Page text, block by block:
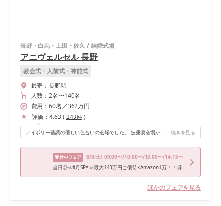
長野・白馬・上田・佐久 /結婚式場
アニヴェルセル 長野
教会式・人前式・神前式
最寄： 長野駅
人数： 2名〜140名
費用： 60名 ／362万円
評価： 4.63( 243件)
アイボリー基調の優しい色合いの会場でした。 披露宴会場からテラスに出ることができて、そこでウェルカムパーティーやスイーツブッフェができるのでゲストの方と触れ合える時間が多くあったのがオススメポイントです！ また、プロジェクションマッピングもできました！ 続きを見る
受付中フェア 8/8(土) 09:00〜/10:00〜/13:00〜/14:15〜
当日◎≪8月SP*≫最大140万円ご優待×Amazon1万！！貸切邸宅◇和牛×フォアグラのフルコース試食会◇
ほかのフェアを見る